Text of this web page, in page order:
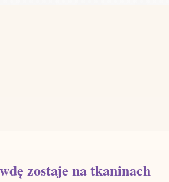
zostaje na tkaninach